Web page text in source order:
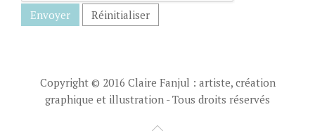
Envoyer Réinitialiser
Copyright © 2016 Claire Fanjul : artiste, création
graphique et illustration - Tous droits réservés